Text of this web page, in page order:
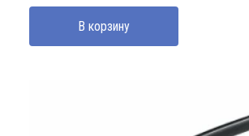
составляла
5600000 UZS.
5100000 UZS.
В корзину